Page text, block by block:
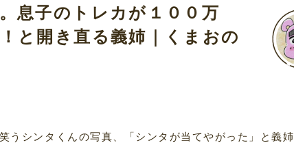
息子のトレカが１００万
と開き直る義姉｜くまおの
うシンタくんの写真、「シンタが当てやがった」と義